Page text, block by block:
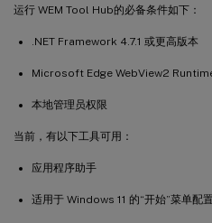
运行 WEM Tool Hub的必备条件如下：
.NET Framework 4.7.1 或更高版本
Microsoft Edge WebView2
本地管理员权限
当前，有以下工具可用：
应用程序助手
适用于 Windows 11 的“开始”菜单配